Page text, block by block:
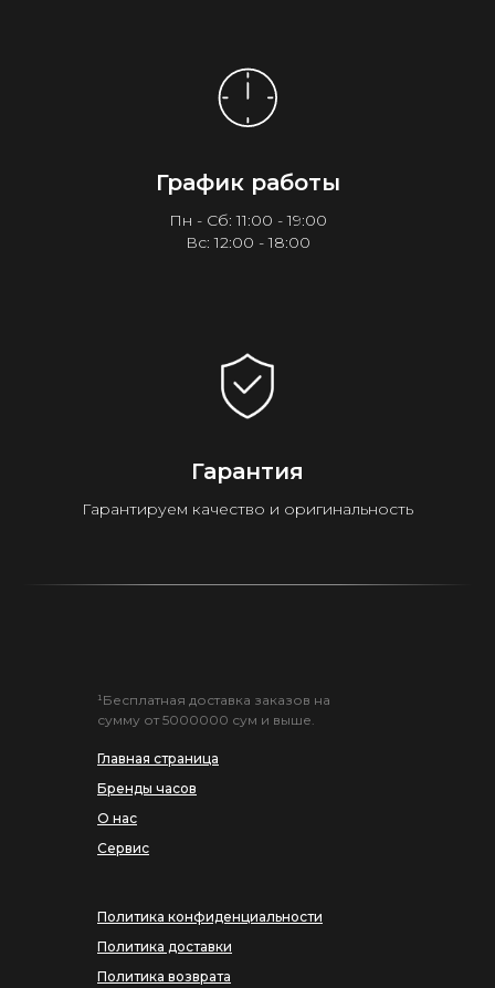
График работы
Пн - Сб: 11:00 - 19:00
Вс: 12:00 - 18:00
Гарантия
Гарантируем качество и оригинальность
Главная страница
Бренды часов
О нас
Сервис
¹Бесплатная доставка заказов на
сумму от 5000000 сум и выше.
Политика конфиденциальности
Политика доставки
Политика возврата